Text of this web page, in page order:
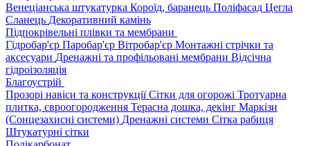
Венеціанська штукатурка Короїд, баранець Поліфасад Цегла
Сланець Декоративний камінь
Підпокрівельні плівки та мембрани
Гідробар'єр Паробар'єр Вітробар'єр Монтажні стрічки та
аксесуари Дренажні та профільовані мембрани Відсічна
гідроізоляція
Благоустрій
Прозорі навіси та конструкціїСітки для огорожі Тротуарна
плитка, євроогородження Терасна дошка, декінг Маркізи
(Сонцезахисні системи) Дренажні системи Сітка рабиця
Штукатурні сітки